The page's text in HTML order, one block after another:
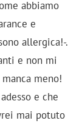
abbiamo
e
allergica!-.
e non mi
meno!
e che
mai potuto